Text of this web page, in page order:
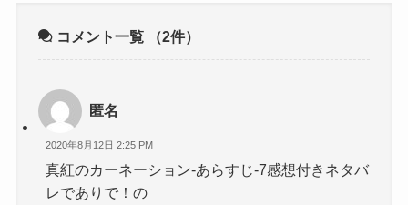
コメント一覧 （2件）
匿名
2020年8月12日 2:25 PM
真紅のカーネーション-あらすじ-7感想付きネタバ
レでありで！の